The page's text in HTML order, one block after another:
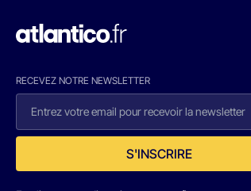
RECEVEZ NOTRE NEWSLETTER
S'INSCRIRE